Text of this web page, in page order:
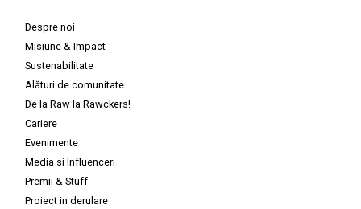
Despre noi
Misiune & Impact
Sustenabilitate
Alături de comunitate
De la Raw la Rawckers!
Cariere
Evenimente
Media si Influenceri
Premii & Stuff
Proiect in derulare